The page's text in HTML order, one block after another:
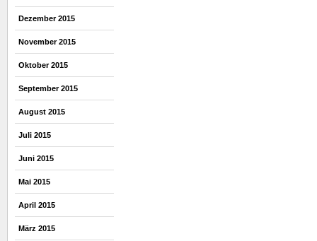
Dezember 2015
November 2015
Oktober 2015
September 2015
August 2015
Juli 2015
Juni 2015
Mai 2015
April 2015
März 2015